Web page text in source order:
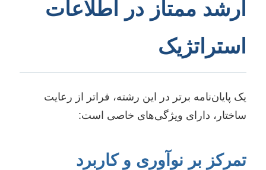
ارشد ممتاز در اطلاعات
استراتژیک
یک پایان‌نامه برتر در این رشته، فراتر از رعایت
ساختار، دارای ویژگی‌های خاصی است:
تمرکز بر نوآوری و کاربرد